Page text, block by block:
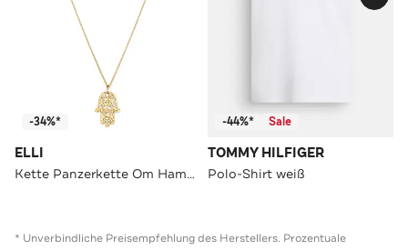
-34%*
ELLI
Kette Panzerkette Om Hamsa Hand Evil Eye 925 Silber, mit Kristallen von Swarovski® Weiß
-44%* Sale
TOMMY HILFIGER
Polo-Shirt weiß
* Unverbindliche Preisempfehlung des Herstellers. Prozentuale